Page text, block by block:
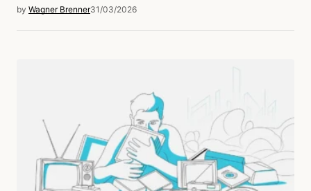
by Wagner Brenner31/03/2026